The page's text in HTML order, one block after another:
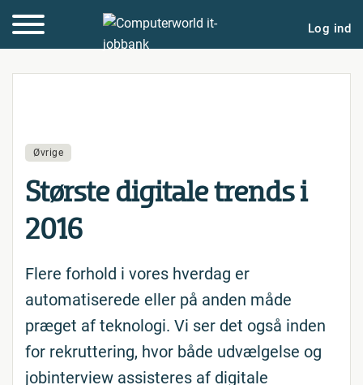
Log ind
Øvrige
Største digitale trends i
2016
Flere forhold i vores hverdag er
automatiserede eller på anden måde
præget af teknologi. Vi ser det også inden
for rekruttering, hvor både udvælgelse og
jobinterview assisteres af digitale